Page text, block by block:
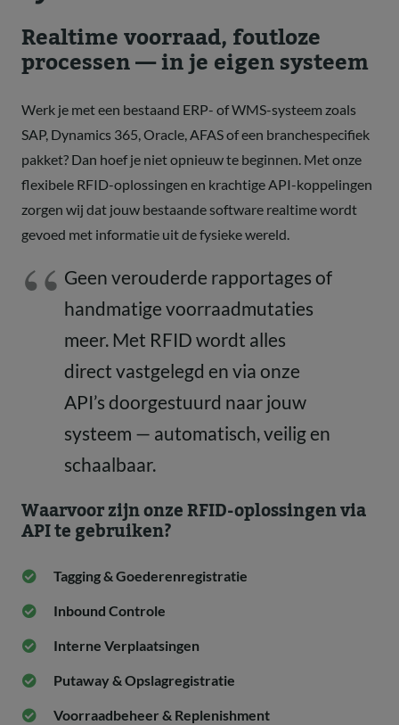
Realtime voorraad, foutloze
processen — in je eigen systeem
Werk je met een bestaand ERP- of WMS-systeem zoals
SAP, Dynamics 365, Oracle, AFAS of een branchespecifiek
pakket? Dan hoef je niet opnieuw te beginnen. Met onze
flexibele RFID-oplossingen en krachtige API-koppelingen
zorgen wij dat jouw bestaande software realtime wordt
gevoed met informatie uit de fysieke wereld.
Geen verouderde rapportages of
handmatige voorraadmutaties
meer. Met RFID wordt alles
direct vastgelegd en via onze
API’s doorgestuurd naar jouw
systeem — automatisch, veilig en
schaalbaar.
Waarvoor zijn onze RFID-oplossingen via
API te gebruiken?
Tagging & Goederenregistratie
Inbound Controle
Interne Verplaatsingen
Putaway & Opslagregistratie
Voorraadbeheer & Replenishment